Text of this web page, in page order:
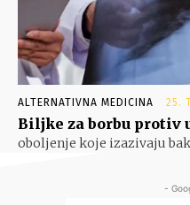
ALTERNATIVNA MEDICINA 25.
Biljke za borbu protiv
oboljenje koje izazivaju
-